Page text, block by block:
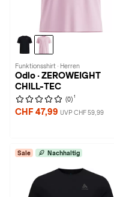
Funktionsshirt · Herren
Odlo · ZEROWEIGHT
CHILL-TEC
(0) 1
CHF 47,99 UVP CHF 59,99
Sale Nachhaltig